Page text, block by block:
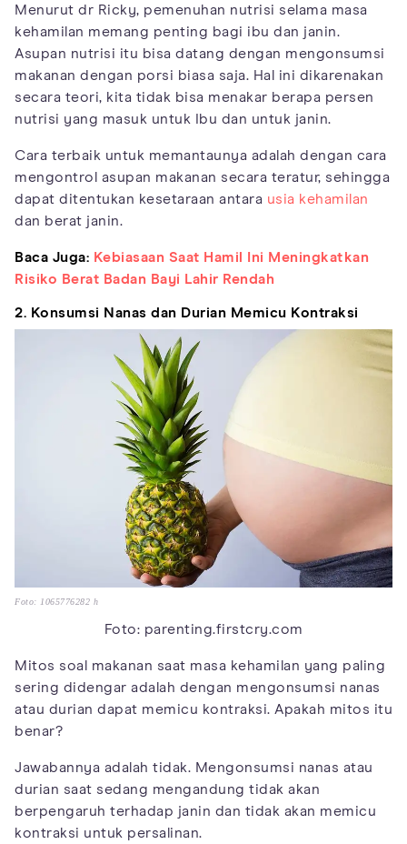
Menurut dr Ricky, pemenuhan nutrisi selama masa
kehamilan memang penting bagi ibu dan janin.
Asupan nutrisi itu bisa datang dengan mengonsumsi
makanan dengan porsi biasa saja. Hal ini dikarenakan
secara teori, kita tidak bisa menakar berapa persen
nutrisi yang masuk untuk Ibu dan untuk janin.
Cara terbaik untuk memantaunya adalah dengan cara
mengontrol asupan makanan secara teratur, sehingga
dapat ditentukan kesetaraan antara usia kehamilan
dan berat janin.
Baca Juga: Kebiasaan Saat Hamil Ini Meningkatkan
Risiko Berat Badan Bayi Lahir Rendah
2. Konsumsi Nanas dan Durian Memicu Kontraksi
Foto: 1065776282 h
Foto: parenting.firstcry.com
Mitos soal makanan saat masa kehamilan yang paling
sering didengar adalah dengan mengonsumsi nanas
atau durian dapat memicu kontraksi. Apakah mitos itu
benar?
Jawabannya adalah tidak. Mengonsumsi nanas atau
durian saat sedang mengandung tidak akan
berpengaruh terhadap janin dan tidak akan memicu
kontraksi untuk persalinan.